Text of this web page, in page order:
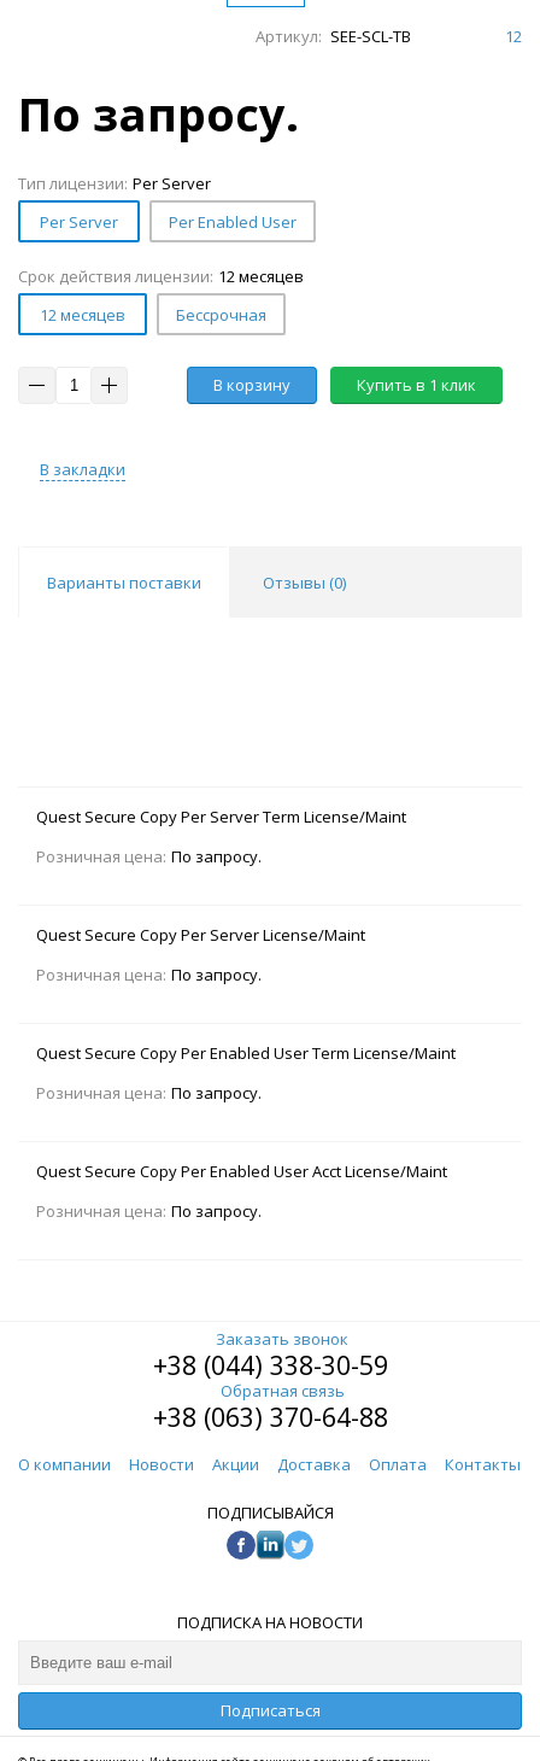
Артикул: SEE-SCL-TB 12
По запросу.
Тип лицензии: Per Server
Per Server
Per Enabled User
Срок действия лицензии: 12 месяцев
12 месяцев
Бессрочная
В корзину Купить в 1 клик
В закладки
Варианты поставки Отзывы (0)
Quest Secure Copy Per Server Term License/Maint
Розничная цена: По запросу.
Quest Secure Copy Per Server License/Maint
Розничная цена: По запросу.
Quest Secure Copy Per Enabled User Term License/Maint
Розничная цена: По запросу.
Quest Secure Copy Per Enabled User Acct License/Maint
Розничная цена: По запросу.
Заказать звонок
+38 (044) 338-30-59
Обратная связь
+38 (063) 370-64-88
О компании Новости Акции Доставка Оплата Контакты
ПОДПИСЫВАЙСЯ
ПОДПИСКА НА НОВОСТИ
Подписаться